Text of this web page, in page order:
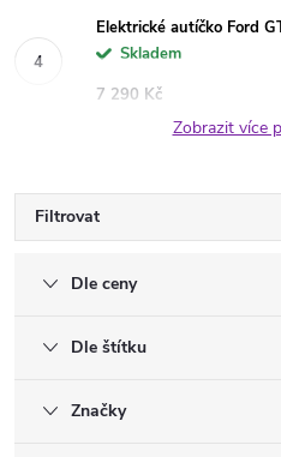
Elektrické autíčko Ford
Skladem
7 290 Kč
Zobrazit více
Filtrovat
Dle ceny
Dle štítku
Značky